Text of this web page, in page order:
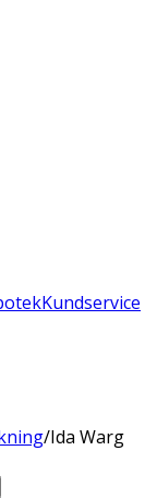
Kundservice
/Ida Warg